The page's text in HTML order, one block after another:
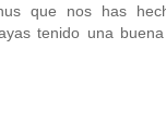
que nos has
tenido una